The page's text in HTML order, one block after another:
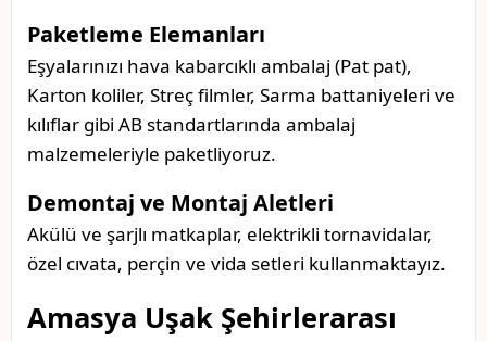
Paketleme Elemanları
Eşyalarınızı hava kabarcıklı ambalaj (Pat pat),
Karton koliler, Streç filmler, Sarma battaniyeleri ve
kılıflar gibi AB standartlarında ambalaj
malzemeleriyle paketliyoruz.
Demontaj ve Montaj Aletleri
Akülü ve şarjlı matkaplar, elektrikli tornavidalar,
özel cıvata, perçin ve vida setleri kullanmaktayız.
Amasya Uşak Şehirlerarası